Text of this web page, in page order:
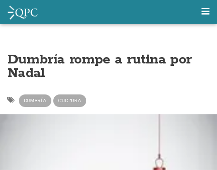
Dumbría rompe a rutina por
Nadal
DUMBRÍA CULTURA